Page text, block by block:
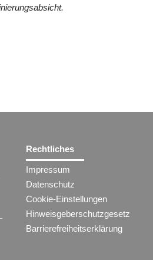
Rechtliches
Impressum
Datenschutz
Cookie-Einstellungen
Hinweisgeberschutzgesetz
Barrierefreiheitserklärung